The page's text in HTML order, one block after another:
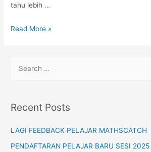
tahu lebih …
Belum
Pun
Susah
Read More »
r
h
f
Recent Posts
LAGI FEEDBACK PELAJAR MATHSCATCH
PENDAFTARAN PELAJAR BARU SESI 2025